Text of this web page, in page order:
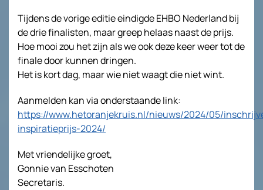
Tijdens de vorige editie eindigde EHBO Nederland bij
de drie finalisten, maar greep helaas naast de prijs.
Hoe mooi zou het zijn als we ook deze keer weer tot de
finale door kunnen dringen.
Het is kort dag, maar wie niet waagt die niet wint.
Aanmelden kan via onderstaande link:
https://www.hetoranjekruis.nl/nieuws/2024/05/
inspiratieprijs-2024/
Met vriendelijke groet,
Gonnie van Esschoten
Secretaris.